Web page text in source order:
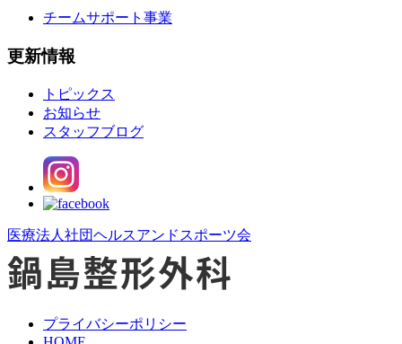
チームサポート事業
更新情報
トピックス
お知らせ
スタッフブログ
医療法人社団ヘルスアンドスポーツ会
プライバシーポリシー